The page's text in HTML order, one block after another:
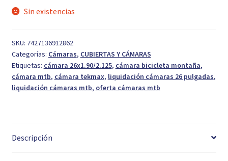
Sin existencias
SKU: 7427136912862
Categorías: Cámaras, CUBIERTAS Y CÁMARAS
Etiquetas: cámara 26x1.90/2.125, cámara bicicleta montaña,
cámara mtb, cámara tekmax, liquidación cámaras 26 pulgadas,
liquidación cámaras mtb, oferta cámaras mtb
Descripción